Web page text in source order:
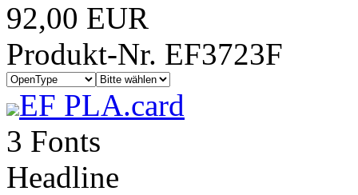
92,00 EUR
Produkt-Nr. EF3723F
EF PLA.card
3 Fonts
Headline